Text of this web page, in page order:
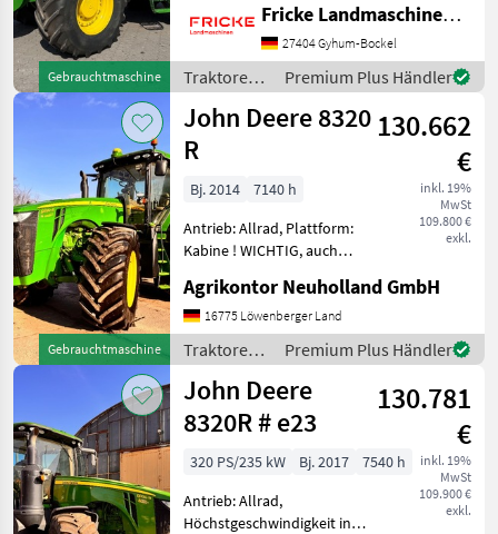
Gebrauchtmaschine
Getriebe 16/5, verstärkte
Vorderachse, 20 x
Frontgewichte a 50 kg, GPS
Lenksystem mit Monitor
und
Fricke Landmaschinen GmbH
27404 Gyhum-Bockel
Traktoren /
John Deere
Premium Plus Händler
Gebrauchtmaschine
John Deere 8320
R
130.662
€
inkl. 19%
MwSt
109.800 €
exkl.
Bj. 2014
7140 h
Antrieb: Allrad, Plattform:
Kabine ! WICHTIG, auch
WhatsApp oder ähnlich
chatten und daraufhin
Maschinen kaufen, bitte
kontrollieren Sie die Auft
Agrikontor Neuholland GmbH
16775 Löwenberger Land
Traktoren /
John Deere
Premium Plus Händler
John Deere
8320R # e23
130.781
€
inkl. 19%
MwSt
109.900 €
exkl.
320 PS/235 kW Bj. 2017
7540 h
Antrieb: Allrad,
Höchstgeschwindigkeit in